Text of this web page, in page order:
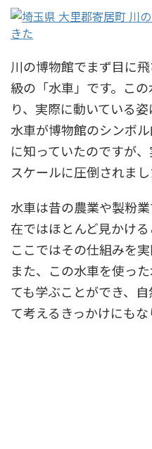
川の博物館でまず目に
級の「水車」です。こ
り、実際に動いている
水車が博物館のシンボ
に知っていたのですが
スケールに圧倒されまし
水車は昔の農業や製粉
在ではほとんど見かける
ここではその仕組みを
また、この水車を使っ
ても学ぶことができ、
て考えるきっかけにもな